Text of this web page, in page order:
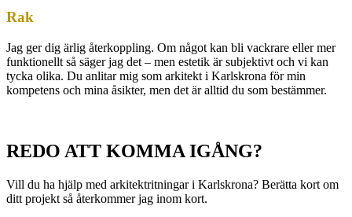
Rak
Jag ger dig ärlig återkoppling. Om något kan bli vackrare eller mer
funktionellt så säger jag det – men estetik är subjektivt och vi kan
tycka olika. Du anlitar mig som arkitekt i Karlskrona för min
kompetens och mina åsikter, men det är alltid du som bestämmer.
REDO ATT KOMMA IGÅNG?
Vill du ha hjälp med arkitektritningar i Karlskrona? Berätta kort om
ditt projekt så återkommer jag inom kort.